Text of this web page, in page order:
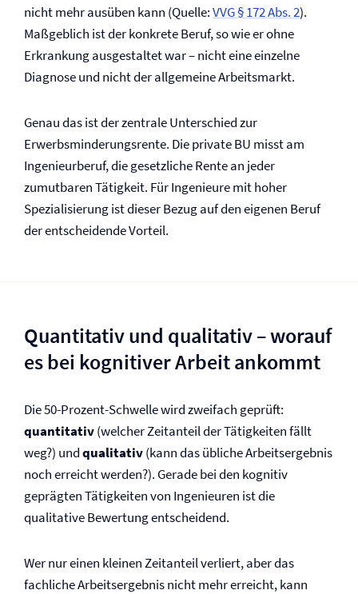
nicht mehr ausüben kann (Quelle:VVG § 172 Abs. 2).
Maßgeblich ist der konkrete Beruf, so wie er ohne
Erkrankung ausgestaltet war – nicht eine einzelne
Diagnose und nicht der allgemeine Arbeitsmarkt.
Genau das ist der zentrale Unterschied zur
Erwerbsminderungs­rente. Die private BU misst am
Ingenieurberuf, die gesetzliche Rente an jeder
zumutbaren Tätigkeit. Für Ingenieure mit hoher
Spezialisierung ist dieser Bezug auf den eigenen Beruf
der entscheidende Vorteil.
Quantitativ und qualitativ – worauf
es bei kognitiver Arbeit ankommt
Die 50-Prozent-Schwelle wird zweifach geprüft:
quantitativ(welcher Zeitanteil der Tätigkeiten fällt
weg?) undqualitativ(kann das übliche Arbeitsergebnis
noch erreicht werden?). Gerade bei den kognitiv
geprägten Tätigkeiten von Ingenieuren ist die
qualitative Bewertung entscheidend.
Wer nur einen kleinen Zeitanteil verliert, aber das
fachliche Arbeitsergebnis nicht mehr erreicht, kann